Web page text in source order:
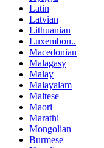
Latin
Latvian
Lithuanian
Luxembou..
Macedonian
Malagasy
Malay
Malayalam
Maltese
Maori
Marathi
Mongolian
Burmese